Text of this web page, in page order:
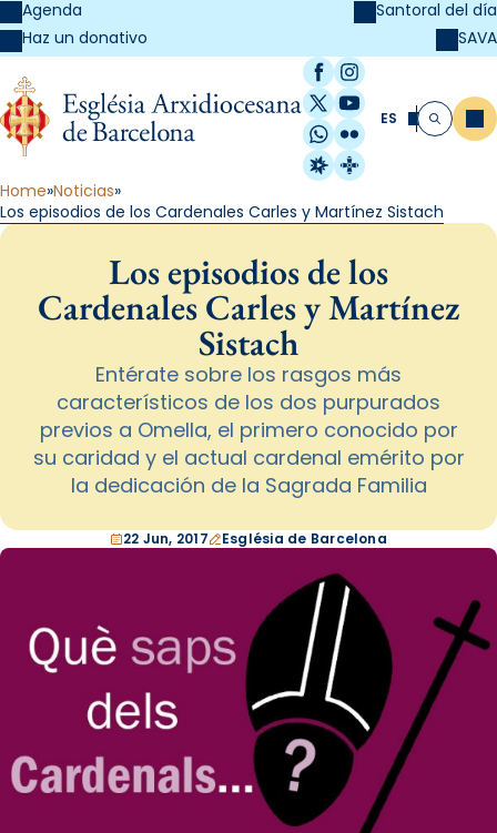
Agenda
Haz un donativo
Santoral del día
SAVA
Facebook
Instagram
X / Twitter
YouTube
WhatsApp
Flickr
Radio Estel
Catalunya
ES Buscar
Home Noticias
Los episodios de los Cardenales Carles y Martínez Sistach
Los episodios de los
Cardenales Carles y Martínez
Sistach
Entérate sobre los rasgos más
característicos de los dos purpurados
previos a Omella, el primero conocido por
su caridad y el actual cardenal emérito por
la dedicación de la Sagrada Familia
22 Jun, 2017 Església de Barcelona